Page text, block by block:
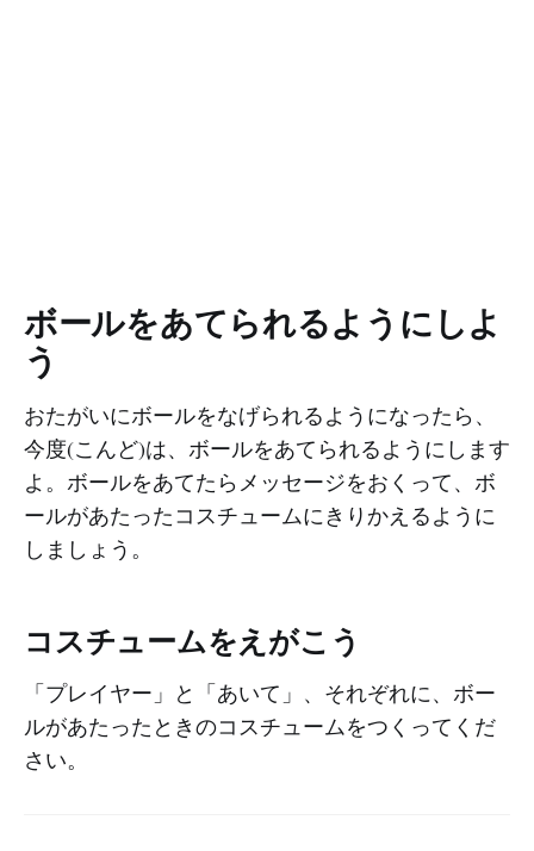
ボールをあてられるようにしよ
う
おたがいにボールをなげられるようになったら、
今度(こんど)は、ボールをあてられるようにします
よ。ボールをあてたらメッセージをおくって、ボ
ールがあたったコスチュームにきりかえるように
しましょう。
コスチュームをえがこう
「プレイヤー」と「あいて」、それぞれに、ボー
ルがあたったときのコスチュームをつくってくだ
さい。